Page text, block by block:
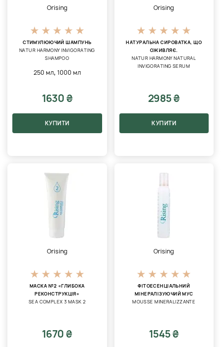
Orising
СТИМУЛЮЮЧИЙ ШАМПУНЬ
NATUR HARMONY INVIGORATING
SHAMPOO
250 мл, 1000 мл
1630 ₴
КУПИТИ
Orising
НАТУРАЛЬНА СИРОВАТКА, ЩО
ОЖИВЛЯЄ.
NATUR HARMONY NATURAL
INVIGORATING SERUM
2985 ₴
КУПИТИ
Orising
МАСКА №2 «ГЛИБОКА
РЕКОНСТРУКЦІЯ»
SEA COMPLEX 3 MASK 2
1670 ₴
Orising
ФІТОЕСЕНЦІАЛЬНИЙ
МІНЕРАЛІЗУЮЧИЙ МУС
MOUSSE MINERALIZZANTE
1545 ₴